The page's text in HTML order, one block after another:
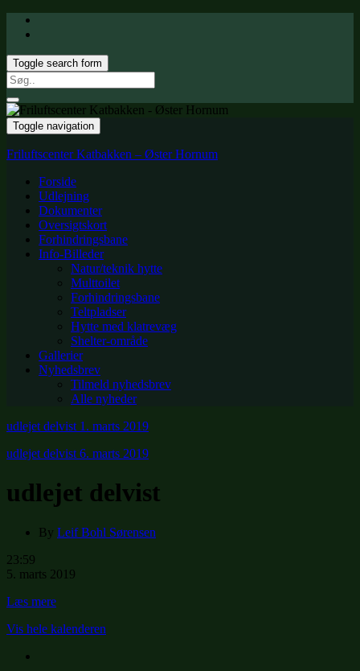
Toggle search form
Search
for:
Toggle navigation
Friluftscenter Katbakken – Øster Hornum
Forside
Udlejning
Dokumenter
Oversigtskort
Forhindringsbane
Info-Billeder
Natur/teknik hytte
Multtoilet
Forhindringsbane
Teltpladser
Hytte med klatrevæg
Shelter-område
Gallerier
Nyhedsbrev
Tilmeld nyhedsbrev
Alle nyheder
udlejet delvist 1. marts 2019
udlejet delvist 6. marts 2019
udlejet delvist
By Leif Bohl Sørensen
udlejet
delvist
23:59
5. marts 2019
Læs mere
Vis hele kalenderen